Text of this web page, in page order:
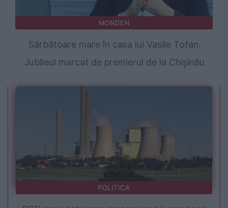
MONDEN
Sărbătoare mare în casa lui Vasile Tofan.
Jubileul marcat de premierul de la Chişinău
POLITICA